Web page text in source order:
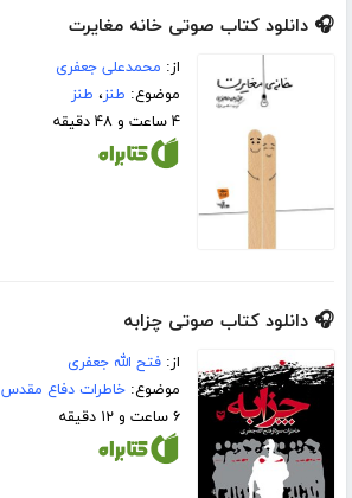
🎧 دانلود کتاب صوتی خانه مغایرت
از: محمدعلی جعفری
موضوع: طنز، طنز
۴ ساعت و ۴۸ دقیقه
🎧 دانلود کتاب صوتی چزابه
از:فتح الله جعفری
موضوع:خاطرات دفاع مقدس
۶ ساعت و ۱۲ دقیقه